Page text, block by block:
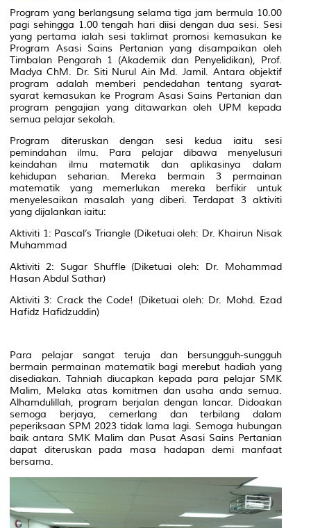
Program yang berlangsung selama tiga jam bermula 10.00
pagi sehingga 1.00 tengah hari diisi dengan dua sesi. Sesi
yang pertama ialah sesi taklimat promosi kemasukan ke
Program Asasi Sains Pertanian yang disampaikan oleh
Timbalan Pengarah 1 (Akademik dan Penyelidikan), Prof.
Madya ChM. Dr. Siti Nurul Ain Md. Jamil. Antara objektif
program adalah memberi pendedahan tentang syarat-
syarat kemasukan ke Program Asasi Sains Pertanian dan
program pengajian yang ditawarkan oleh UPM kepada
semua pelajar sekolah.
Program diteruskan dengan sesi kedua iaitu sesi
pemindahan ilmu. Para pelajar dibawa menyelusuri
keindahan ilmu matematik dan aplikasinya dalam
kehidupan seharian. Mereka bermain 3 permainan
matematik yang memerlukan mereka berfikir untuk
menyelesaikan masalah yang diberi. Terdapat 3 aktiviti
yang dijalankan iaitu:
Aktiviti 1: Pascal’s Triangle (Diketuai oleh: Dr. Khairun Nisak
Muhammad
Aktiviti 2: Sugar Shuffle (Diketuai oleh: Dr. Mohammad
Hasan Abdul Sathar)
Aktiviti 3: Crack the Code! (Diketuai oleh: Dr. Mohd. Ezad
Hafidz Hafidzuddin)
Para pelajar sangat teruja dan bersungguh-sungguh
bermain permainan matematik bagi merebut hadiah yang
disediakan. Tahniah diucapkan kepada para pelajar SMK
Malim, Melaka atas komitmen dan usaha anda semua.
Alhamdulillah, program berjalan dengan lancar. Didoakan
semoga berjaya, cemerlang dan terbilang dalam
peperiksaan SPM 2023 tidak lama lagi. Semoga hubungan
baik antara SMK Malim dan Pusat Asasi Sains Pertanian
dapat diteruskan pada masa hadapan demi manfaat
bersama.